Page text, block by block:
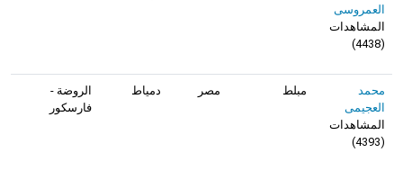
العمروسى
المشاهدات
(
4438
)
محمد
العجيمى
المشاهدات
(
4393
)
مبلط مصر دمياط
الروضة -
فارسكور